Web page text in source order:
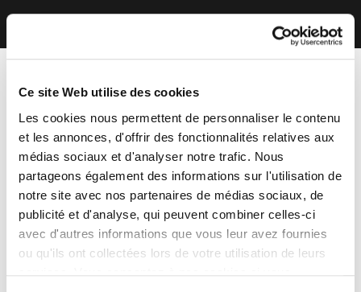
Ce site Web utilise des cookies
Les cookies nous permettent de personnaliser le contenu
et les annonces, d'offrir des fonctionnalités relatives aux
médias sociaux et d'analyser notre trafic. Nous
partageons également des informations sur l'utilisation de
notre site avec nos partenaires de médias sociaux, de
publicité et d'analyse, qui peuvent combiner celles-ci
avec d'autres informations que vous leur avez fournies
ou qu'ils ont collectées lors de votre utilisation de leurs